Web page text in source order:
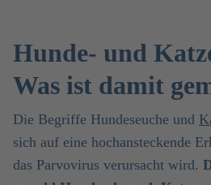
Hunde- und
Was ist damit
Die Begriffe Hundeseuche und
sich auf eine hochansteckende
das Parvovirus verursacht wird.